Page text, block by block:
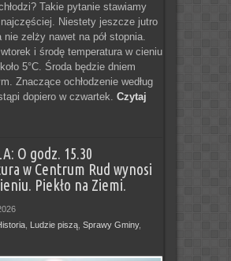
Takie pytanie stawiamy
Niestety jeszcze jutro
nie zelży nawet na pół stopnia.
i środę temperatura w cieniu
5°C. Środa będzie dniem
Znaczące ochłodzenie według
dopiero w czwartek. Czytaj
O godz. 15.30
w Centrum Rud wynosi
Piekło na Ziemi.
, Ludzie piszą, Sprawy Gminy,